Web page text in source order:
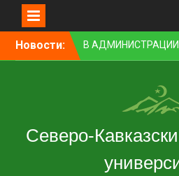
Перейти
Новости:
ОТНОШЕНИЙ
НОМИНАЦИИ
НАУЧНАЯ СТАТЬЯ»
В НАЛЬЧИКЕ
ПРЕМЬЕРНЫЙ
ОЖИДАНИЯ»
Северо-